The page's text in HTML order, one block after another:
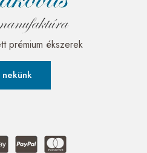
prémium ékszerek